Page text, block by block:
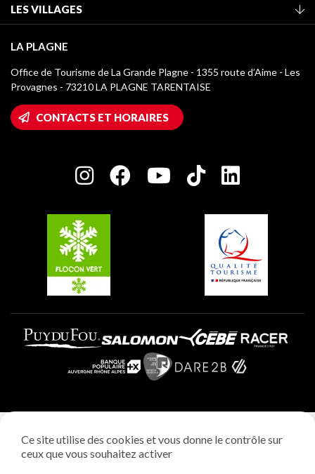
Classement des meublés
Taxe de séjour
Médiathèque
Logos La Plagne
Accès Wifi
Maison des Propriétaires
Charte des Acteurs Engagés
LES VILLAGES
Montchavin - Les Coches
Champagny-en-Vanoise
Plagne 1800
Plagne Villages
Plagne Aime 2000
LA PLAGNE
Office de Tourisme de La Grande Plagne - 1355 route d’Aime - Les
Provagnes - 73210 LA PLAGNE TARENTAISE
CONTACTS ET HORAIRES
Ce site utilise des cookies et vous donne le contrôle sur
ceux que vous souhaitez activer